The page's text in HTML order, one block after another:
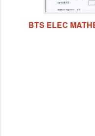
BTS ELEC